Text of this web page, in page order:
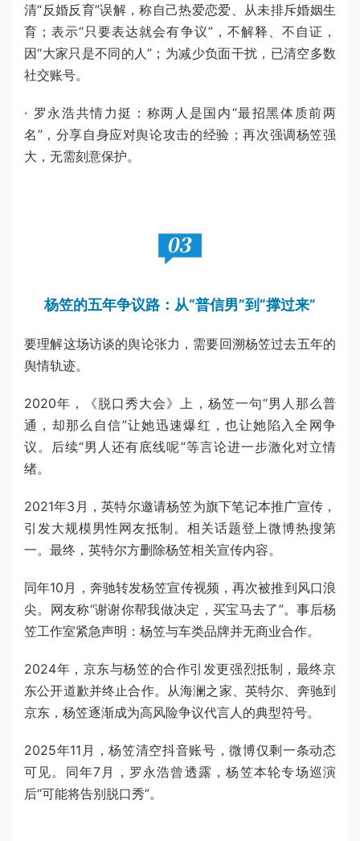
清“反婚反育”误解，称自己热爱恋爱、从未排斥婚姻生
育；表示“只要表达就会有争议”，不解释、不自证，
因“大家只是不同的人”；为减少负面干扰，已清空多数
社交账号。
· 罗永浩共情力挺：称两人是国内“最招黑体质前两
名”，分享自身应对舆论攻击的经验；再次强调杨笠强
大，无需刻意保护。
杨笠的五年争议路： 从“普信男”到“撑过来”
要理解这场访谈的舆论张力，需要回溯杨笠过去五年的
舆情轨迹。
2020年，《脱口秀大会》上，杨笠一句“男人那么普
通，却那么自信”让她迅速爆红，也让她陷入全网争
议。后续“男人还有底线呢”等言论进一步激化对立情
绪。
2021年3月，英特尔邀请杨笠为旗下笔记本推广宣传，
引发大规模男性网友抵制。相关话题登上微博热搜第
一。最终，英特尔方删除杨笠相关宣传内容。
同年10月，奔驰转发杨笠宣传视频，再次被推到风口浪
尖。网友称“谢谢你帮我做决定，买宝马去了”。事后杨
笠工作室紧急声明：杨笠与车类品牌并无商业合作。
2024年，京东与杨笠的合作引发更强烈抵制，最终京
东公开道歉并终止合作。从海澜之家、英特尔、奔驰到
京东，杨笠逐渐成为高风险争议代言人的典型符号。
2025年11月，杨笠清空抖音账号，微博仅剩一条动态
可见。同年7月，罗永浩曾透露，杨笠本轮专场巡演
后“可能将告别脱口秀”。